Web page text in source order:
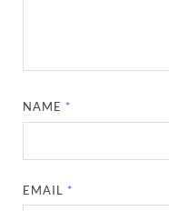
NAME *
EMAIL *